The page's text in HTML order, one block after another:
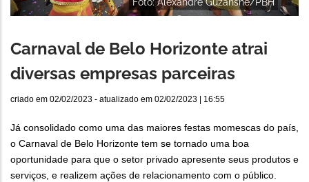
Carnaval de Belo Horizonte atrai
diversas empresas parceiras
criado em 02/02/2023 - atualizado em 02/02/2023 | 16:55
Já consolidado como uma das maiores festas momescas do país,
o Carnaval de Belo Horizonte tem se tornado uma boa
oportunidade para que o setor privado apresente seus produtos e
serviços, e realizem ações de relacionamento com o público.